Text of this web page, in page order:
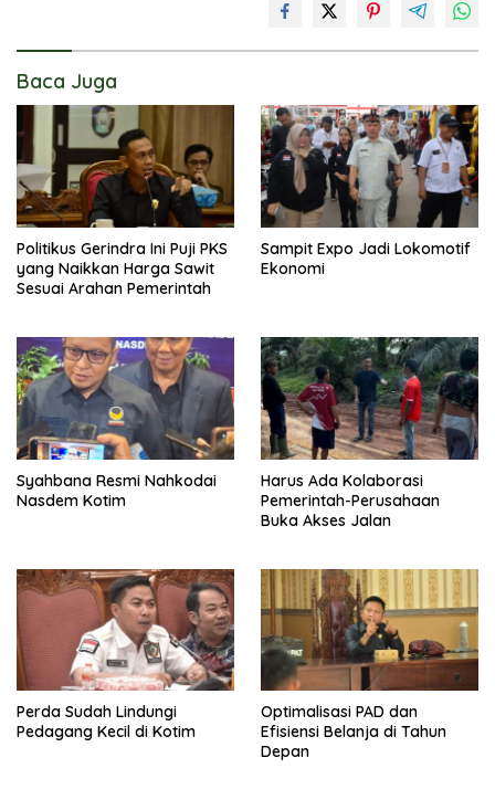
Baca Juga
Politikus Gerindra Ini Puji PKS
yang Naikkan Harga Sawit
Sesuai Arahan Pemerintah
Sampit Expo Jadi Lokomotif
Ekonomi
Syahbana Resmi Nahkodai
Nasdem Kotim
Harus Ada Kolaborasi
Pemerintah-Perusahaan
Buka Akses Jalan
Perda Sudah Lindungi
Pedagang Kecil di Kotim
Optimalisasi PAD dan
Efisiensi Belanja di Tahun
Depan